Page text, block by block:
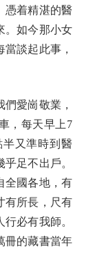
憑着精湛的醫
。如今那小女
談起此事，
愛崗敬業，
，每天早上7
又準時到醫
足不出戶。
全國各地，有
有所長，尺有
必有我師。
冊的藏書當年